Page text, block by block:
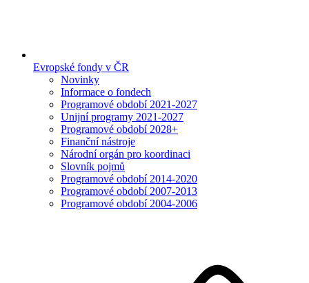
Evropské fondy v ČR
Novinky
Informace o fondech
Programové období 2021-2027
Unijní programy 2021-2027
Programové období 2028+
Finanční nástroje
Národní orgán pro koordinaci
Slovník pojmů
Programové období 2014-2020
Programové období 2007-2013
Programové období 2004-2006